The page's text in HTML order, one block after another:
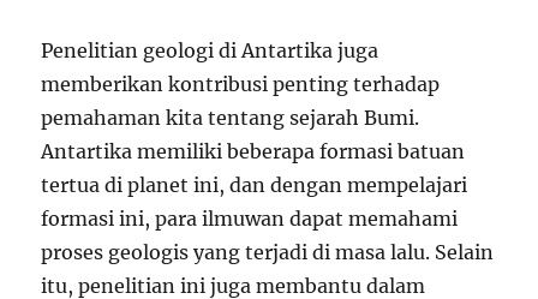
Penelitian geologi di Antartika juga
memberikan kontribusi penting terhadap
pemahaman kita tentang sejarah Bumi.
Antartika memiliki beberapa formasi batuan
tertua di planet ini, dan dengan mempelajari
formasi ini, para ilmuwan dapat memahami
proses geologis yang terjadi di masa lalu. Selain
itu, penelitian ini juga membantu dalam